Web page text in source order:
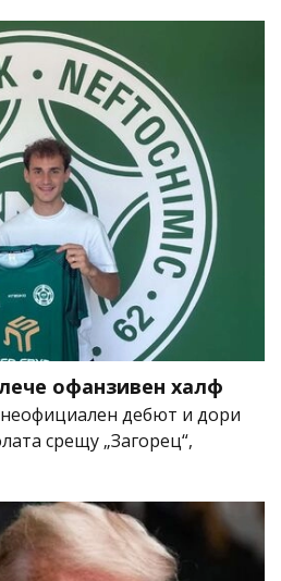
офанзивен халф
дебют и дори
срещу „Загорец“,